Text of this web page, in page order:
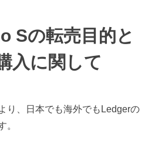
Sの転売目的と
入に関して
り、日本でも海外でもLedgerの
。